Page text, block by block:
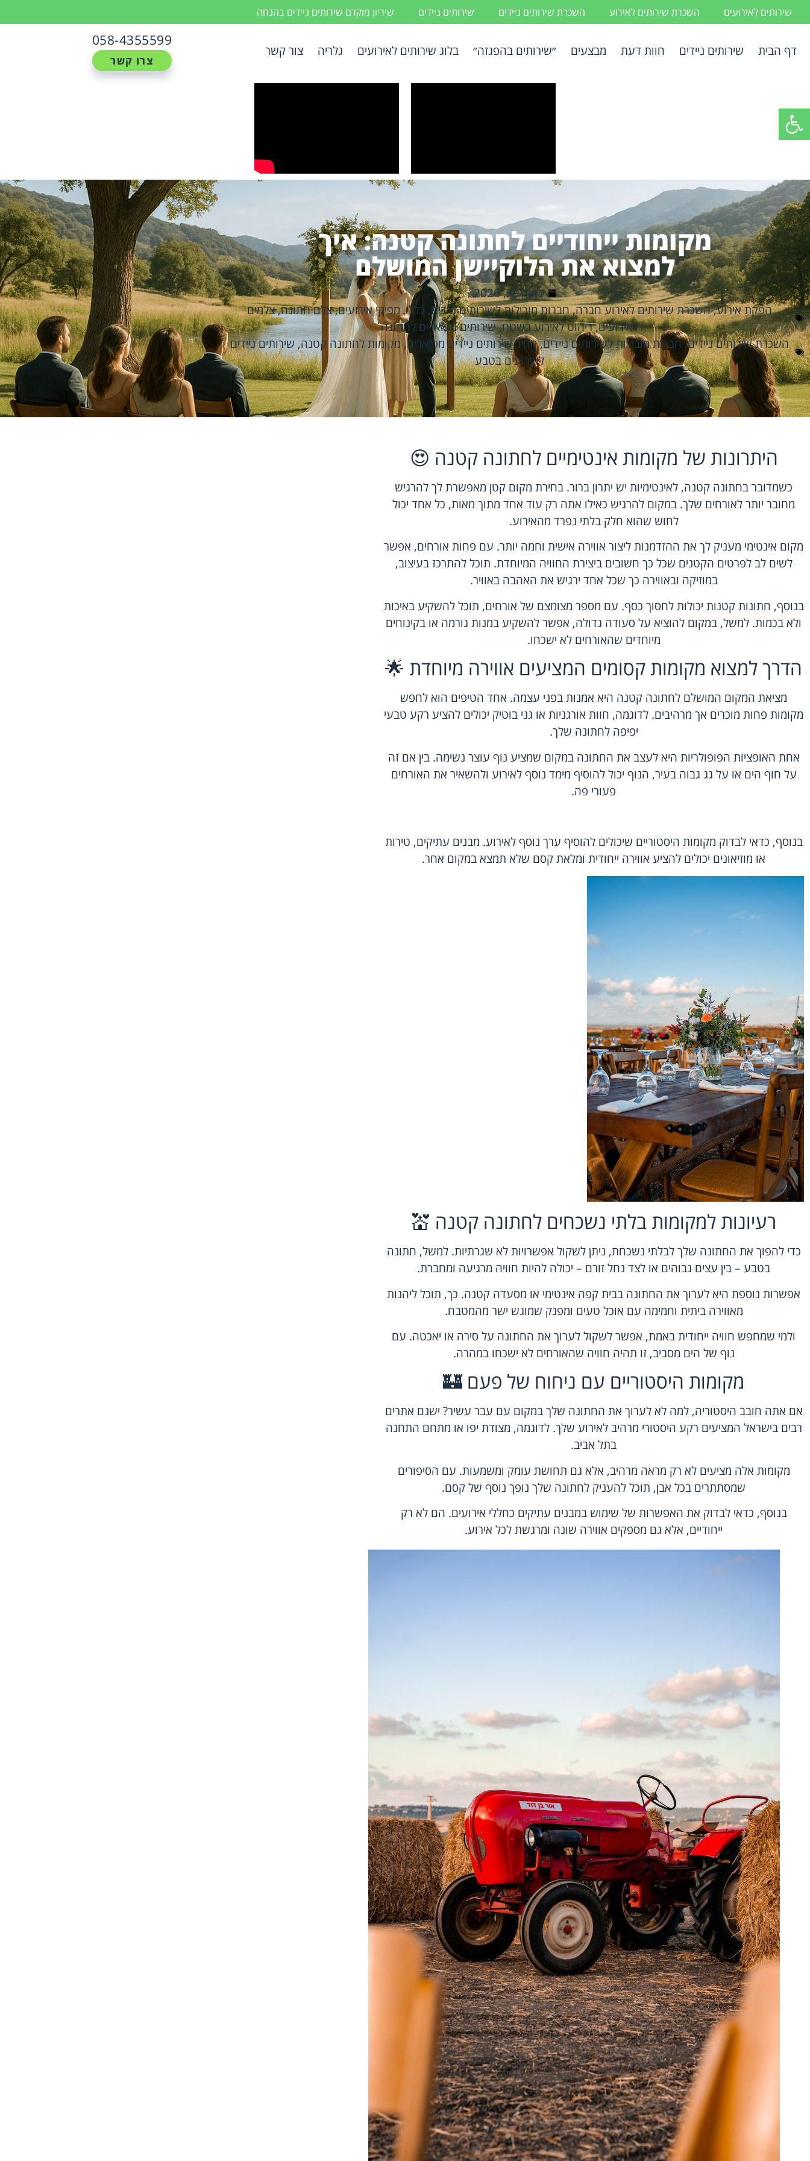
פתח סרגל נגישות
שירותים לאירועים השכרת שירותים לאירוע השכרת שירותים ניידים שירותים ניידים שיריון מוקדם שירותים ניידים בהנחה
דף הבית שירותים ניידים חוות דעת מבצעים ״שירותים בהפגזה״ בלוג שירותים לאירועים גלריה צור קשר
058-4355599
צרו קשר
מקומות ייחודיים לחתונה קטנה: איך
למצוא את הלוקיישן המושלם
ינואר 29, 2026
הפקת אירוע,השכרת שירותים לאירוע חברה,חברות מובילות לשירותים ניידים, כללי,מפיקי אירועים,צלם חתונה,צלמים
לאירועים,ריהוט לאירוע בשטח,שירותים מפוארים לחתונה
השכרת שירותים ניידים,חברות מובילות לשירותים ניידים,מחיר שירותים ניידים מפוארים,מקומות לחתונה קטנה,שירותים ניידים
לאירועים בטבע
היתרונות של מקומות אינטימיים לחתונה קטנה 😍
כשמדובר בחתונה קטנה, לאינטימיות יש יתרון ברור. בחירת מקום קטן מאפשרת לך להרגיש
מחובר יותר לאורחים שלך. במקום להרגיש כאילו אתה רק עוד אחד מתוך מאות, כל אחד יכול
לחוש שהוא חלק בלתי נפרד מהאירוע.
מקום אינטימי מעניק לך את ההזדמנות ליצור אווירה אישית וחמה יותר. עם פחות אורחים, אפשר
לשים לב לפרטים הקטנים שכל כך חשובים ביצירת החוויה המיוחדת. תוכל להתרכז בעיצוב,
במוזיקה ובאווירה כך שכל אחד ירגיש את האהבה באוויר.
בנוסף, חתונות קטנות יכולות לחסוך כסף. עם מספר מצומצם של אורחים, תוכל להשקיע באיכות
ולא בכמות. למשל, במקום להוציא על סעודה גדולה, אפשר להשקיע במנות גורמה או בקינוחים
מיוחדים שהאורחים לא ישכחו.
הדרך למצוא מקומות קסומים המציעים אווירה מיוחדת 🌟
מציאת המקום המושלם לחתונה קטנה היא אמנות בפני עצמה. אחד הטיפים הוא לחפש
מקומות פחות מוכרים אך מרהיבים. לדוגמה, חוות אורגניות או גני בוטיק יכולים להציע רקע טבעי
יפיפה לחתונה שלך.
אחת האופציות הפופולריות היא לעצב את החתונה במקום שמציע נוף עוצר נשימה. בין אם זה
על חוף הים או על גג גבוה בעיר, הנוף יכול להוסיף מימד נוסף לאירוע ולהשאיר את האורחים
פעורי פה.
בנוסף, כדאי לבדוק מקומות היסטוריים שיכולים להוסיף ערך נוסף לאירוע. מבנים עתיקים, טירות
או מוזיאונים יכולים להציע אווירה ייחודית ומלאת קסם שלא תמצא במקום אחר.
רעיונות למקומות בלתי נשכחים לחתונה קטנה 💒
כדי להפוך את החתונה שלך לבלתי נשכחת, ניתן לשקול אפשרויות לא שגרתיות. למשל, חתונה
בטבע – בין עצים גבוהים או לצד נחל זורם – יכולה להיות חוויה מרגיעה ומחברת.
אפשרות נוספת היא לערוך את החתונה בבית קפה אינטימי או מסעדה קטנה. כך, תוכל ליהנות
מאווירה ביתית וחמימה עם אוכל טעים ומפנק שמוגש ישר מהמטבח.
ולמי שמחפש חוויה ייחודית באמת, אפשר לשקול לערוך את החתונה על סירה או יאכטה. עם
נוף של הים מסביב, זו תהיה חוויה שהאורחים לא ישכחו במהרה.
מקומות היסטוריים עם ניחוח של פעם 🏰
אם אתה חובב היסטוריה, למה לא לערוך את החתונה שלך במקום עם עבר עשיר? ישנם אתרים
רבים בישראל המציעים רקע היסטורי מרהיב לאירוע שלך. לדוגמה, מצודת יפו או מתחם התחנה
בתל אביב.
מקומות אלה מציעים לא רק מראה מרהיב, אלא גם תחושת עומק ומשמעות. עם הסיפורים
שמסתתרים בכל אבן, תוכל להעניק לחתונה שלך נופך נוסף של קסם.
בנוסף, כדאי לבדוק את האפשרות של שימוש במבנים עתיקים כחללי אירועים. הם לא רק
ייחודיים, אלא גם מספקים אווירה שונה ומרגשת לכל אירוע.